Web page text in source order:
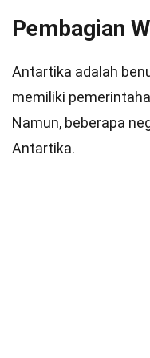
Pembagian
Antartika adalah
memiliki
Namun, beberapa
Antartika.